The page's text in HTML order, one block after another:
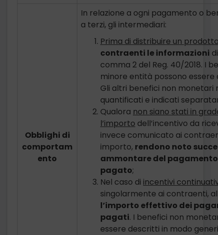
Obblighi di
comportam
ento
In relazione a ogni pagamento o
a terzi, gli intermediari:
Prima di distribuire un
contraenti le informazioni
comma 2 del Reg. 40/2018. I
minore entità possono
Gli altri benefici non monetari
quantificati e indicati
Qualora non siano stati in
l’importo dell’incentivo da
invece comunicato ai
importo, rendono noto
ammontare del
pagato;
Nel caso di incentivi
singolarmente ai contraenti,
l’importo effettivo dei
pagati. I benefici non
essere descritti in modo